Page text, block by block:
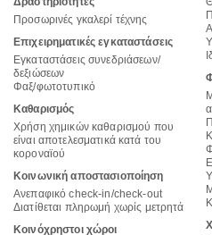
Προσωρινές γκαλερί τέχνης
Επιχειρηματικές εγκαταστάσεις
Εγκαταστάσεις συνεδριάσεων/
δεξιώσεων
Φαξ/φωτοτυπικό
Καθαρισμός
Χρήση χημικών καθαρισμού που
είναι αποτελεσματικά κατά του
κοροναϊού
Κοινωνική αποστασιοποίηση
Ανεπαφικό check-in/check-out
Διατίθεται πληρωμή χωρίς μετρητά
Κοινόχρηστοι χώροι